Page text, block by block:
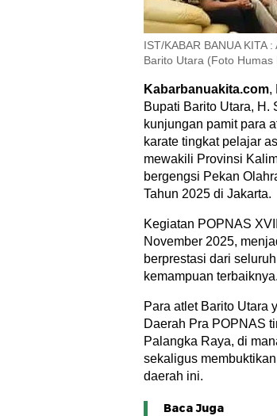
IST/KABAR BANUA KITA
Barito Utara (Foto Humas
Kabarbanuakita.com,
Bupati Barito Utara,
kunjungan pamit para
karate tingkat pelajar
mewakili Provinsi
bergengsi Pekan
Tahun 2025 di Jakarta.
Kegiatan POPNAS
November 2025,
berprestasi dari
kemampuan terbaiknya.
Para atlet Barito Utara
Daerah Pra POPNAS
Palangka Raya, di
sekaligus
daerah ini.
Baca Juga